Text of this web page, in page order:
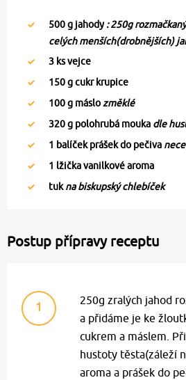
500g jahody: 250g
celých menších(drobnějších)
3 ks vejce
150g cukr krupice
100g máslozměklé
320g polohrubá mouka dle
1 balíček prášek do pečiva
1 lžička vanilkové aroma
tukna biskupský chlebíček
Postup přípravy receptu
1
250g zralých jahod
a přidáme je ke
cukrem a máslem.
hustoty těsta(záleží
aroma a prášek do